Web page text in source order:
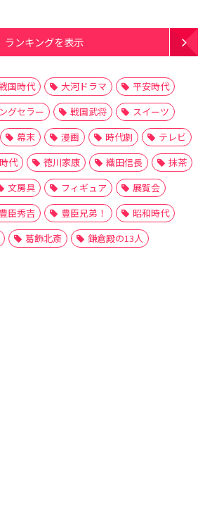
ランキングを表示
国時代 大河ドラマ
平安時代
グセラー 戦国武将
スイーツ
幕末 漫画 時代劇
テレビ
代 徳川家康 織田信長
抹茶
文房具 フィギュア
展覧会
豊臣秀吉 豊臣兄弟！
昭和時代
葛飾北斎 鎌倉殿の13人